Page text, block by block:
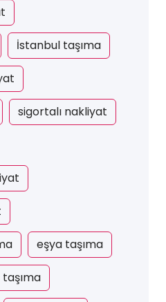
İstanbul taşıma
sigortalı nakliyat
eşya taşıma